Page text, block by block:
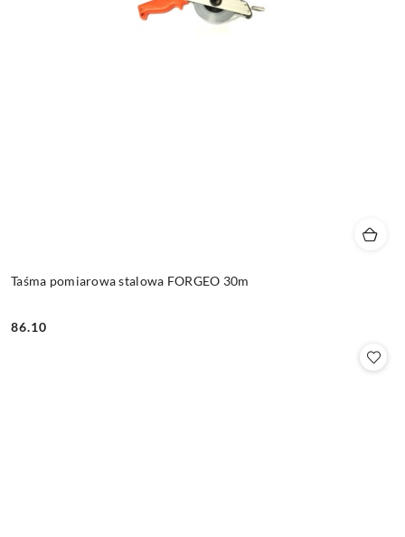
Taśma pomiarowa stalowa FORGEO 30m
Cena:
86.10